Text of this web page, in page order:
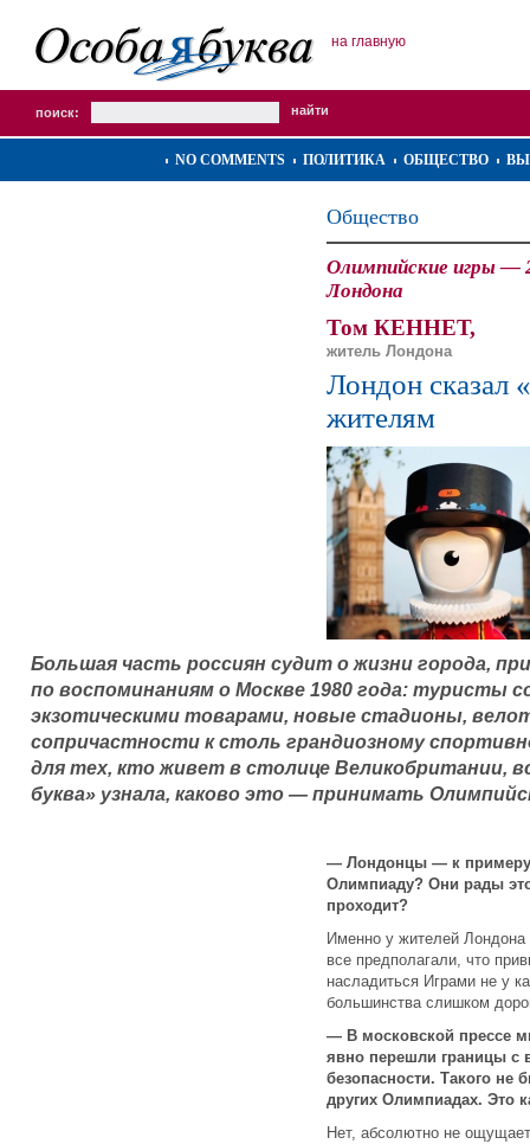
на главную
поиск:
NO COMMENTS ПОЛИТИКА ОБЩЕСТВО
Общество
Олимпийские игры —
Лондона
Том КЕННЕТ,
житель Лондона
Лондон сказал
жителям
Большая часть россиян судит о жизни города,
по воспоминаниям о Москве 1980 года: туристы
экзотическими товарами, новые стадионы,
сопричастности к столь грандиозному
для тех, кто живет в столице Великобритании,
буква» узнала, каково это — принимать
— Лондонцы — к
Олимпиаду? Они рады
проходит?
Именно у жителей Лондона
все предполагали, что
насладиться Играми не у
большинства слишком
— В московской прессе
явно перешли границы
безопасности. Такого не
других Олимпиадах. Это
Нет, абсолютно не